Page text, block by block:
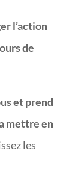
l’action
de
et prend
mettre en
les